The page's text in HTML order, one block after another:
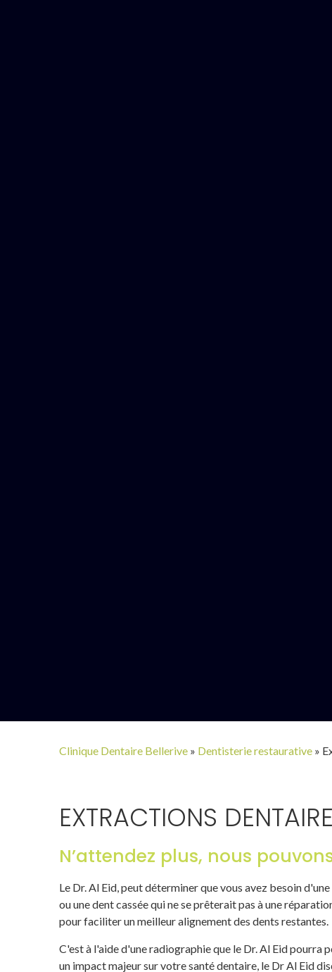
Clinique Dentaire Bellerive » Dentisterie restaurative »
EXTRACTIONS
N’attendez plus, nous
Le Dr. Al Eid, peut déterminer que vous avez besoin
ou une dent cassée qui ne se prêterait pas à une
pour faciliter un meilleur alignement des dents restantes.
C'est à l'aide d'une radiographie que le Dr. Al Eid pourra
un impact majeur sur votre santé dentaire, le Dr Al Eid